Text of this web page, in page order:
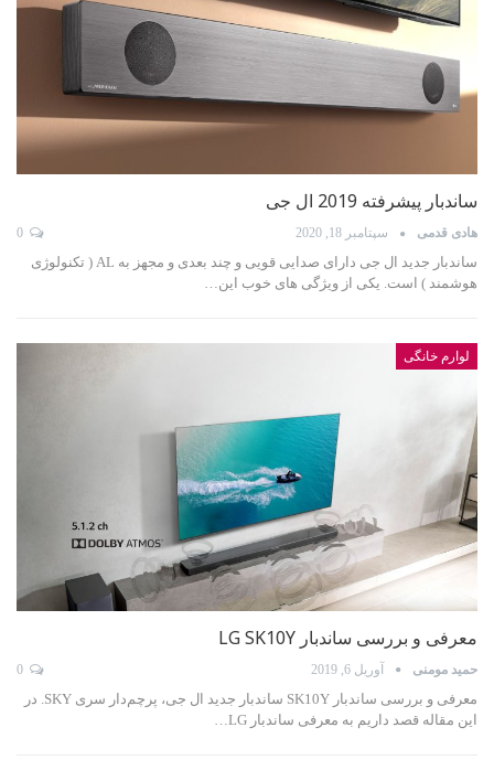
ساندبار پیشرفته 2019 ال جی
هادی قدمی سپتامبر 18, 2020
ساندبار جدید ال جی دارای صدایی قویی و چند بعدی و مجهز به AL ( تکنولوژی
هوشمند ) است. یکی از ویژگی های خوب این…
لوارم خانگی
معرفی و بررسی ساندبار LG SK10Y
حمید مومنی آوریل 6, 2019
معرفی و بررسی ساندبار SK10Y ساندبار جدید ال جی، پرچم‌دار سری SKY. در
این مقاله قصد داریم به معرفی ساندبار LG